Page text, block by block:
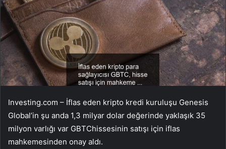
Investing.com – İflas eden kripto kredi kuruluşu Genesis
Global’in şu anda 1,3 milyar dolar değerinde yaklaşık 35
milyon varlığı var GBTChissesinin satışı için iflas
mahkemesinden onay aldı.